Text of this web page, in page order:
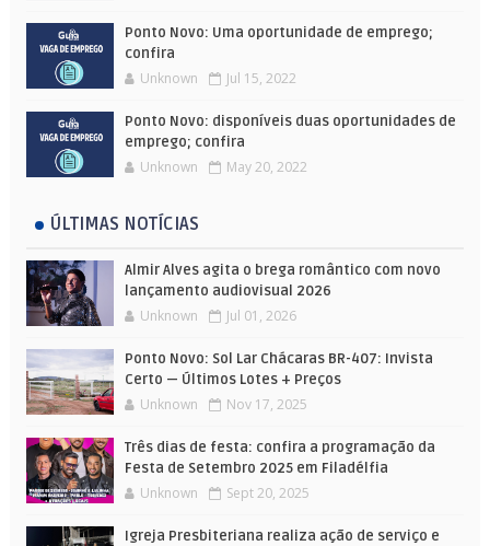
Ponto Novo: Uma oportunidade de emprego;
confira
Unknown Jul 15, 2022
Ponto Novo: disponíveis duas oportunidades de
emprego; confira
Unknown May 20, 2022
ÚLTIMAS NOTÍCIAS
Almir Alves agita o brega romântico com novo
lançamento audiovisual 2026
Unknown Jul 01, 2026
Ponto Novo: Sol Lar Chácaras BR-407: Invista
Certo — Últimos Lotes + Preços
Unknown Nov 17, 2025
Três dias de festa: confira a programação da
Festa de Setembro 2025 em Filadélfia
Unknown Sept 20, 2025
Igreja Presbiteriana realiza ação de serviço e